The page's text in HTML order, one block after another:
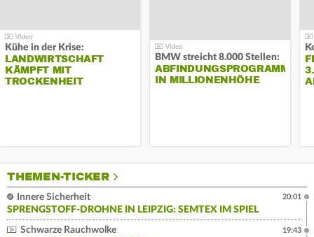
Kühe in der Krise:
LANDWIRTSCHAFT
KÄMPFT MIT
TROCKENHEIT
BMW streicht 8.000 Stellen:
ABFINDUNGSPROGRAMM
IN MILLIONENHÖHE
THEMEN-TICKER
Innere Sicherheit
SPRENGSTOFF-DROHNE IN LEIPZIG: SEMTEX IM SPIEL
20:01
Schwarze Rauchwolke
19:43